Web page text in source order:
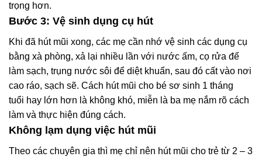
trọng hơn.
Bước 3: Vệ sinh dụng cụ hút
Khi đã hút mũi xong, các mẹ cần nhớ vệ sinh các dụng cụ
bằng xà phòng, xả lại nhiều lần với nước ấm, cọ rửa để
làm sạch, trụng nước sôi để diệt khuẩn, sau đó cất vào nơi
cao ráo, sạch sẽ. Cách hút mũi cho bé sơ sinh 1 tháng
tuổi hay lớn hơn là không khó, miễn là ba mẹ nắm rõ cách
làm và thực hiện đúng cách.
Không lạm dụng việc hút mũi
Theo các chuyên gia thì mẹ chỉ nên hút mũi cho trẻ từ 2 – 3